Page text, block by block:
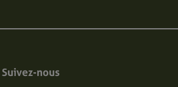
Suivez-nous